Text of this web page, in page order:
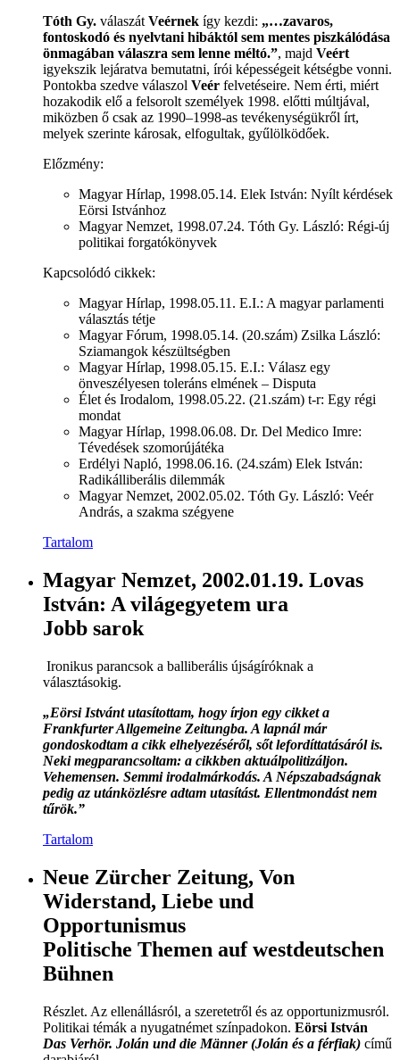
Tóth Gy. válaszátVeérnek így kezdi: „…zavaros,
fontoskodó és nyelvtani hibáktól sem mentes piszkálódása
önmagában válaszra sem lenne méltó.”, majd Veért
igyekszik lejáratva bemutatni, írói képességeit kétségbe vonni.
Pontokba szedve válaszol Veér felvetéseire. Nem érti, miért
hozakodik elő a felsorolt személyek 1998. előtti múltjával,
miközben ő csak az 1990–1998-as tevékenységükről írt,
melyek szerinte károsak, elfogultak, gyűlölködőek.
Előzmény:
Magyar Hírlap, 1998.05.14. Elek István: Nyílt kérdések
Eörsi Istvánhoz
Magyar Nemzet, 1998.07.24. Tóth Gy. László: Régi-új
politikai forgatókönyvek
Kapcsolódó cikkek:
Magyar Hírlap, 1998.05.11. E.I.: A magyar parlamenti
választás tétje
Magyar Fórum, 1998.05.14. (20.szám) Zsilka László:
Sziamangok készültségben
Magyar Hírlap, 1998.05.15. E.I.: Válasz egy
önveszélyesen toleráns elmének – Disputa
Élet és Irodalom, 1998.05.22. (21.szám) t-r: Egy régi
mondat
Magyar Hírlap, 1998.06.08. Dr. Del Medico Imre:
Tévedések szomorújátéka
Erdélyi Napló, 1998.06.16. (24.szám) Elek István:
Radikálliberális dilemmák
Magyar Nemzet, 2002.05.02. Tóth Gy. László: Veér
András, a szakma szégyene
Tartalom
Magyar Nemzet, 2002.01.19. Lovas
István: A világegyetem ura
Jobb sarok
Ironikus parancsok a balliberális újságíróknak a
választásokig.
„Eörsi Istvánt utasítottam, hogy írjon egy cikket a
Frankfurter Allgemeine Zeitungba. A lapnál már
gondoskodtam a cikk elhelyezéséről, sőt lefordíttatásáról is.
Neki megparancsoltam: a cikkben aktuálpolitizáljon.
Vehemensen. Semmi irodalmárkodás. A Népszabadságnak
pedig az utánközlésre adtam utasítást. Ellentmondást nem
tűrök.”
Tartalom
Neue Zürcher Zeitung, Von
Widerstand, Liebe und
Opportunismus
Politische Themen auf westdeutschen
Bühnen
Részlet. Az ellenállásról, a szeretetről és az opportunizmusról.
Politikai témák a nyugatnémet színpadokon. Eörsi István
Das Verhör. Jolán und die Männer (Jolán és a férfiak) című